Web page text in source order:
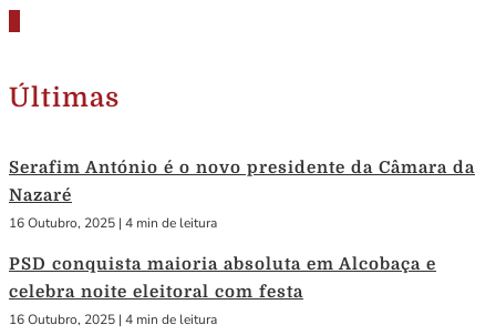
Últimas
Serafim António é o novo presidente da Câmara da
Nazaré
16 Outubro, 2025 | 4 min de leitura
PSD conquista maioria absoluta em Alcobaça e
celebra noite eleitoral com festa
16 Outubro, 2025 | 4 min de leitura